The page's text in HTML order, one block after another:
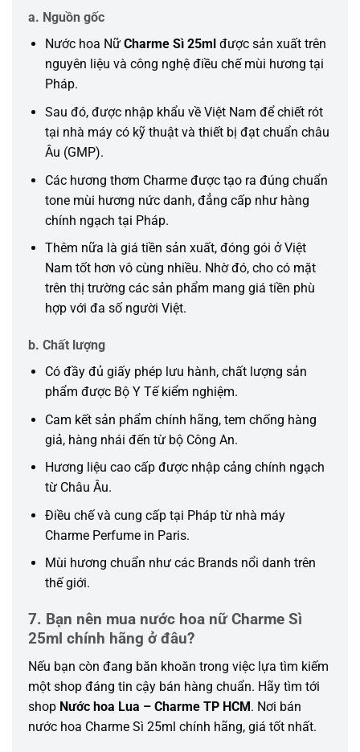
a. Nguồn gốc
Nước hoa Nữ Charme Sì 25ml được sản xuất trên
nguyên liệu và công nghệ điều chế mùi hương tại
Pháp.
Sau đó, được nhập khẩu về Việt Nam để chiết rót
tại nhà máy có kỹ thuật và thiết bị đạt chuẩn châu
Âu (GMP).
Các hương thơm Charme được tạo ra đúng chuẩn
tone mùi hương nức danh, đẳng cấp như hàng
chính ngạch tại Pháp.
Thêm nữa là giá tiền sản xuất, đóng gói ở Việt
Nam tốt hơn vô cùng nhiều. Nhờ đó, cho có mặt
trên thị trường các sản phẩm mang giá tiền phù
hợp với đa số người Việt.
b. Chất lượng
Có đầy đủ giấy phép lưu hành, chất lượng sản
phẩm được Bộ Y Tế kiểm nghiệm.
Cam kết sản phẩm chính hãng, tem chống hàng
giả, hàng nhái đến từ bộ Công An.
Hương liệu cao cấp được nhập cảng chính ngạch
từ Châu Âu.
Điều chế và cung cấp tại Pháp từ nhà máy
Charme Perfume in Paris.
Mùi hương chuẩn như các Brands nổi danh trên
thế giới.
7. Bạn nên mua nước hoa nữ Charme Sì
25ml chính hãng ở đâu?
Nếu bạn còn đang băn khoăn trong việc lựa tìm kiếm
một shop đáng tin cậy bán hàng chuẩn. Hãy tìm tới
shop Nước hoa Lua – Charme TP HCM. Nơi bán
nước hoa Charme Sì 25ml chính hãng, giá tốt nhất.